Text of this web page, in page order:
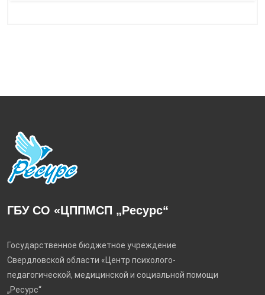
ГБУ СО «ЦППМСП „Ресурс“
Государственное бюджетное учреждение
Свердловской области «Центр психолого-
педагогической, медицинской и социальной помощи
„Ресурс“